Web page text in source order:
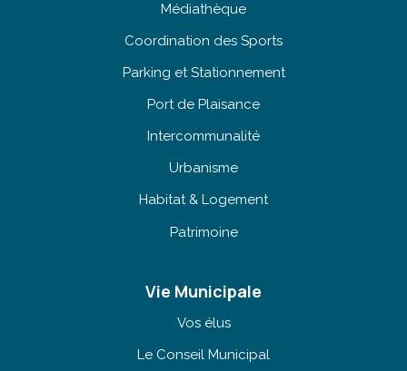
Médiathèque
Coordination des Sports
Parking et Stationnement
Port de Plaisance
Intercommunalité
Urbanisme
Habitat & Logement
Patrimoine
Vie Municipale
Vos élus
Le Conseil Municipal